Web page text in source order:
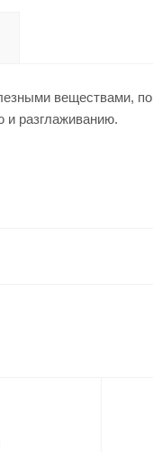
веществами,
и разглаживанию.